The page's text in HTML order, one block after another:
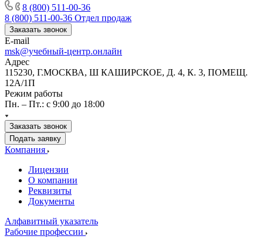
8 (800) 511-00-36
8 (800) 511-00-36 Отдел продаж
Заказать звонок
E-mail
msk@учебный-центр.онлайн
Адрес
115230, Г.МОСКВА, Ш КАШИРСКОЕ, Д. 4, К. 3, ПОМЕЩ.
12А/1П
Режим работы
Пн. – Пт.: с 9:00 до 18:00
Заказать звонок
Подать заявку
Компания
Лицензии
О компании
Реквизиты
Документы
Алфавитный указатель
Рабочие профессии